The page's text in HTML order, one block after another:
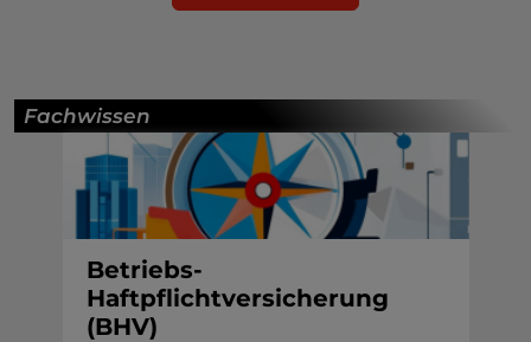
Fachwissen
Betriebs-
Haftpflichtversicherung
(BHV)